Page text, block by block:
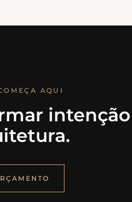
AQUI
intenção